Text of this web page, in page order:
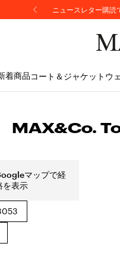
ニュースレター購読
着商品コート＆ジャケット ウ
MAX&Co.
マップで経
を表示